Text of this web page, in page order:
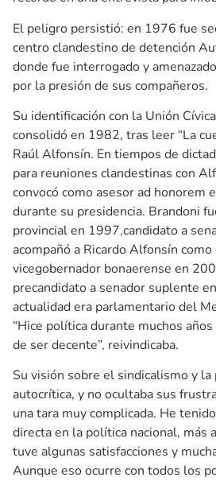
El peligro persistió: en 1976 fue
centro clandestino de detención
donde fue interrogado y
por la presión de sus compañeros.
Su identificación con la Unión
consolidó en 1982, tras leer “La
Raúl Alfonsín. En tiempos de
para reuniones clandestinas con
convocó como asesor ad honorem
durante su presidencia. Brandoni
provincial en 1997,candidato a
acompañó a Ricardo Alfonsín como
vicegobernador bonaerense en
precandidato a senador suplente
actualidad era parlamentario del
“Hice política durante muchos
de ser decente”, reivindicaba.
Su visión sobre el sindicalismo y
autocrítica, y no ocultaba sus
una tara muy complicada. He
directa en la política nacional, más
tuve algunas satisfacciones y
Aunque eso ocurre con todos los